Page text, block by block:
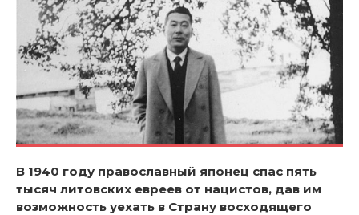
В 1940 году православный японец спас пять
тысяч литовских евреев от нацистов, дав им
возможность уехать в Страну восходящего